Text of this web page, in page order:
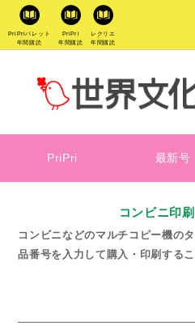
PriPriパレット
年間購読
PriPri
年間購読
レクリエ
年間購読
PriPri 最新号
コンビニ印刷
コンビニなどのマルチコピー機の
品番号を入力して購入・印刷するこ